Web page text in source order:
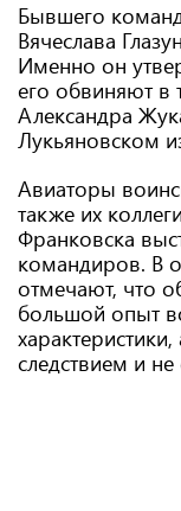
Бывшего
Вячеслава
Именно он
его обвиняют в
Александра
Лукьяновском
Авиаторы
также их
Франковска
командиров. В
отмечают, что
большой опыт
следствием и